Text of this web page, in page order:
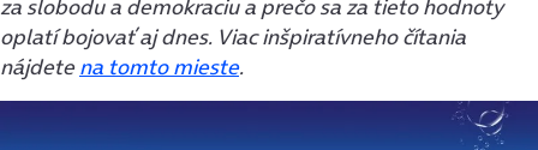
za slobodu a demokraciu a prečo sa za tieto hodnoty
oplatí bojovať aj dnes. Viac inšpiratívneho čítania
nájdetena tomto mieste.